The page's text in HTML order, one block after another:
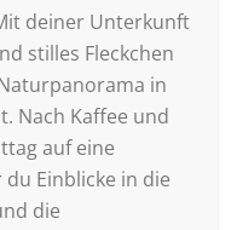
deiner Unterkunft
stilles Fleckchen
in
Nach Kaffee und
auf eine
Einblicke in die
die